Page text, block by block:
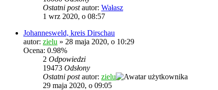
Ostatni postautor: Wałasz
1 wrz 2020, o 08:57
Johannesweld, kreis Dirschau
autor: zielu » 28 maja 2020, o 10:29
Ocena: 0.98%
2 Odpowiedzi
19473 Odsłony
Ostatni postautor: zielu
29 maja 2020, o 09:05